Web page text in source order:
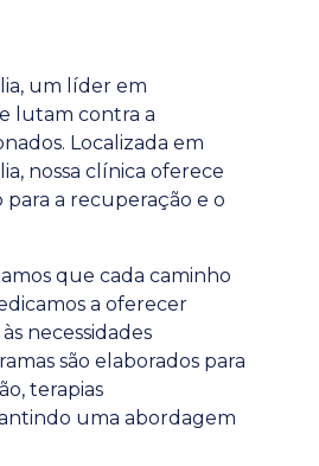
um líder em
lutam contra a
Localizada em
nossa clínica oferece
a recuperação e o
que cada caminho
a oferecer
necessidades
são elaborados para
terapias
uma abordagem